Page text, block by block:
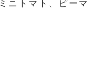
ニトマト、ピー